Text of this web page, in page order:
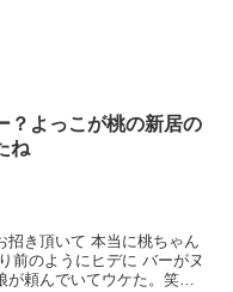
？よっこが桃の新居の
ね
招き頂いて 本当に桃ちゃん
前のようにヒデに バーがヌ
頼んでいてウケた。笑」